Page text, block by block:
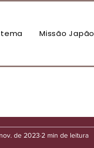
Missão Japão
de 2023 2 min de leitura